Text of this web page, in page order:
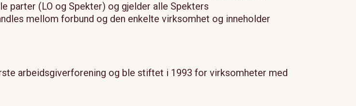
parter (LO og Spekter) og gjelder alle Spekters
mellom forbund og den enkelte virksomhet og inneholder
arbeidsgiverforening og ble stiftet i 1993 for virksomheter med